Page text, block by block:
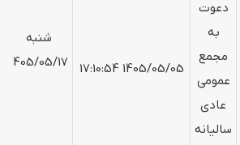
دعوت
به
مجمع
عمومی
عادی
سالیانه
1405/05/05 17:10:54
شنبه
1405/05/17